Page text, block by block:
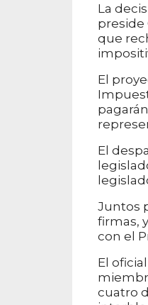
La
preside
que
El
El
Juntos
firmas,
con el
El
cuatro